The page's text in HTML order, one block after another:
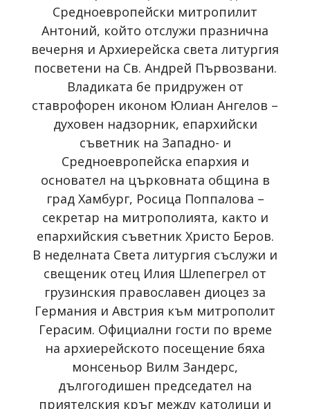
Средноевропейски митропилит
Антоний, който отслужи празнична
вечерня и Архиерейска света литургия
посветени на Св. Андрей Първозвани.
Владиката бе придружен от
ставрофорен иконом Юлиан Ангелов –
духовен надзорник, епархийски
съветник на Западно- и
Средноевропейска епархия и
основател на църковната община в
град Хамбург, Росица Поппалова –
секретар на митрополията, както и
епархийския съветник Христо Беров.
В неделната Света литургия съслужи и
свещеник отец Илия Шлепегрел от
грузинския православен диоцез за
Германия и Австрия към митрополит
Герасим. Официални гости по време
на архиерейското посещение бяха
монсеньор Вилм Зандерс,
дългогодишен председател на
приятелския кръг между католици и